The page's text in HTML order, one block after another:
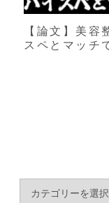
【論文】美容
スペとマッチ